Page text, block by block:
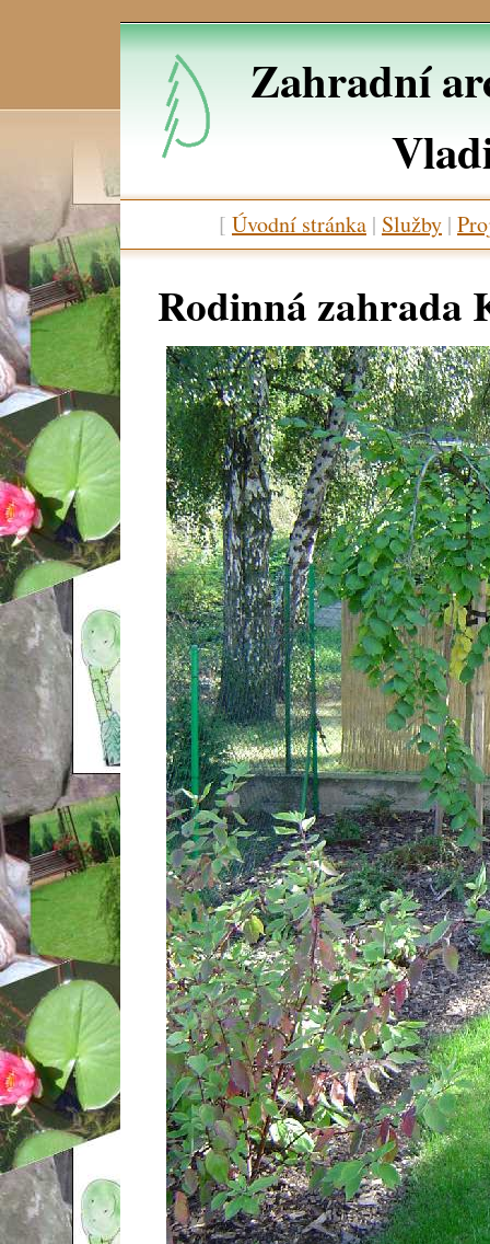
Zahradní
[ Úvodní stránka | Služby |
Rodinná zahrada